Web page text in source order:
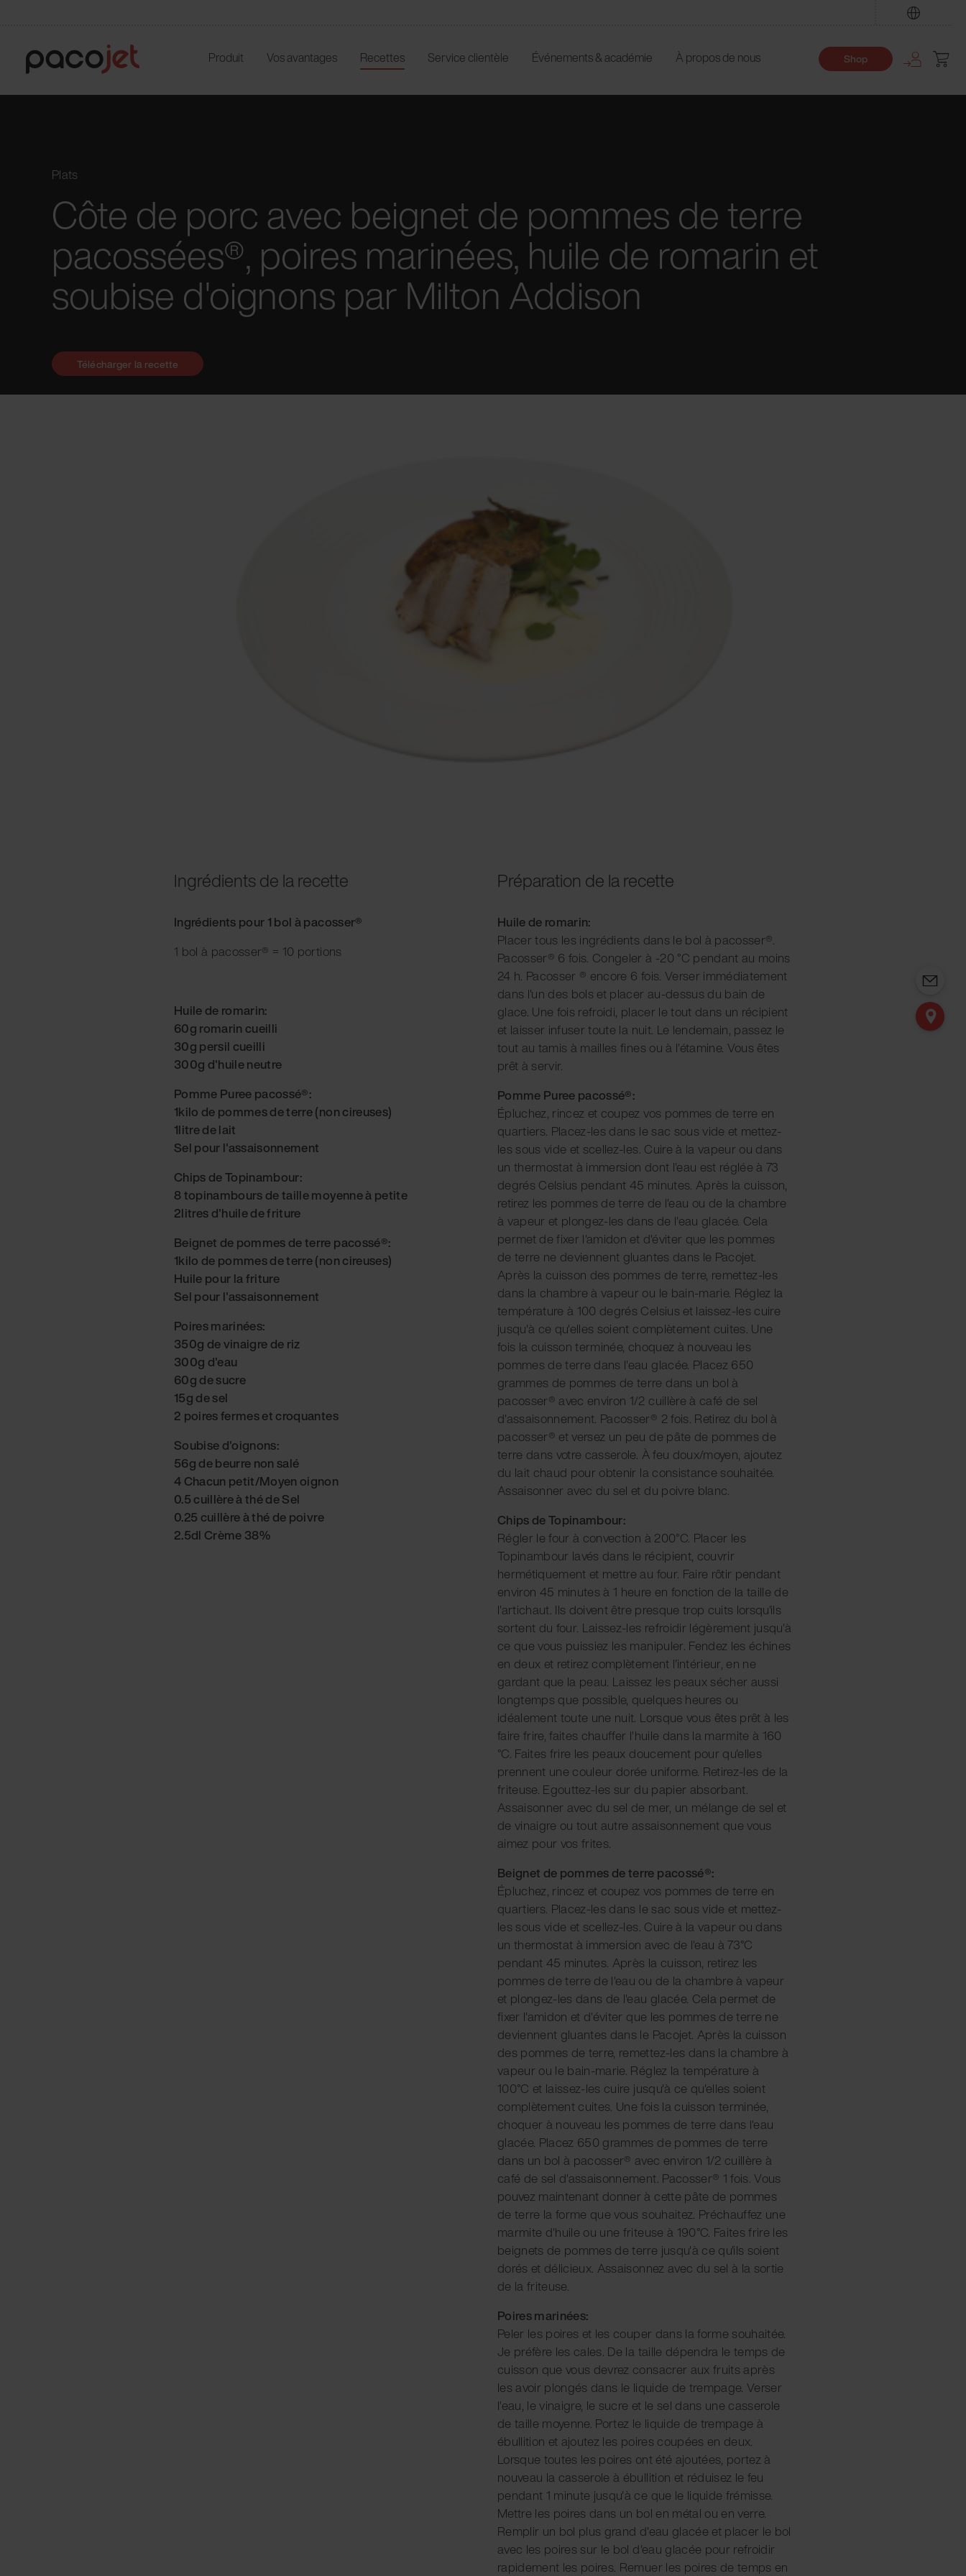
Produit Vos avantages Recettes Service clientèle Événements & académie À propos de nous Shop
Plats
Côte de porc avec beignet de pommes de terre
pacossées®, poires marinées, huile de romarin et
soubise d'oignons par Milton Addison
Ingrédients de la recette
Ingrédients pour 1 bol à pacosser®
1 bol à pacosser® = 10 portions
Huile de romarin:
60g romarin cueilli
30g persil cueilli
300g d'huile neutre
Pomme Puree pacossé®:
1kilo de pommes de terre (non cireuses)
1litre de lait
Sel pour l'assaisonnement
Chips de Topinambour:
8 topinambours de taille moyenne à petite
2litres d'huile de friture
Beignet de pommes de terre pacossé®:
1kilo de pommes de terre (non cireuses)
Huile pour la friture
Sel pour l'assaisonnement
Poires marinées:
350g de vinaigre de riz
300g d'eau
60g de sucre
15g de sel
2 poires fermes et croquantes
Soubise d'oignons:
56g de beurre non salé
4 Chacun petit/Moyen oignon
0.5 cuillère à thé de Sel
0.25 cuillère à thé de poivre
2.5dl Crème 38%
Préparation de la recette
Huile de romarin:
Placer tous les ingrédients dans le bol à pacosser®.
Pacosser® 6 fois. Congeler à -20 °C pendant au moins
24 h. Pacosser ® encore 6 fois. Verser immédiatement
dans l'un des bols et placer au-dessus du bain de
glace. Une fois refroidi, placer le tout dans un récipient
et laisser infuser toute la nuit. Le lendemain, passez le
tout au tamis à mailles fines ou à l'étamine. Vous êtes
prêt à servir.
Pomme Puree pacossé®:
Épluchez, rincez et coupez vos pommes de terre en
quartiers. Placez-les dans le sac sous vide et mettez-
les sous vide et scellez-les. Cuire à la vapeur ou dans
un thermostat à immersion dont l'eau est réglée à 73
degrés Celsius pendant 45 minutes. Après la cuisson,
retirez les pommes de terre de l'eau ou de la chambre
à vapeur et plongez-les dans de l'eau glacée. Cela
permet de fixer l'amidon et d'éviter que les pommes
de terre ne deviennent gluantes dans le Pacojet.
Après la cuisson des pommes de terre, remettez-les
dans la chambre à vapeur ou le bain-marie. Réglez la
température à 100 degrés Celsius et laissez-les cuire
jusqu'à ce qu'elles soient complètement cuites. Une
fois la cuisson terminée, choquez à nouveau les
pommes de terre dans l'eau glacée. Placez 650
grammes de pommes de terre dans un bol à
pacosser® avec environ 1/2 cuillère à café de sel
d'assaisonnement. Pacosser® 2 fois. Retirez du bol à
pacosser® et versez un peu de pâte de pommes de
terre dans votre casserole. À feu doux/moyen, ajoutez
du lait chaud pour obtenir la consistance souhaitée.
Assaisonner avec du sel et du poivre blanc.
Chips de Topinambour:
Régler le four à convection à 200°C. Placer les
Topinambour lavés dans le récipient, couvrir
hermétiquement et mettre au four. Faire rôtir pendant
environ 45 minutes à 1 heure en fonction de la taille de
l'artichaut. Ils doivent être presque trop cuits lorsqu'ils
sortent du four. Laissez-les refroidir légèrement jusqu'à
ce que vous puissiez les manipuler. Fendez les échines
en deux et retirez complètement l'intérieur, en ne
gardant que la peau. Laissez les peaux sécher aussi
longtemps que possible, quelques heures ou
idéalement toute une nuit. Lorsque vous êtes prêt à les
faire frire, faites chauffer l'huile dans la marmite à 160
°C. Faites frire les peaux doucement pour qu'elles
prennent une couleur dorée uniforme. Retirez-les de la
friteuse. Egouttez-les sur du papier absorbant.
Assaisonner avec du sel de mer, un mélange de sel et
de vinaigre ou tout autre assaisonnement que vous
aimez pour vos frites.
Beignet de pommes de terre pacossé®:
Épluchez, rincez et coupez vos pommes de terre en
quartiers. Placez-les dans le sac sous vide et mettez-
les sous vide et scellez-les. Cuire à la vapeur ou dans
un thermostat à immersion avec de l'eau à 73°C
pendant 45 minutes. Après la cuisson, retirez les
pommes de terre de l'eau ou de la chambre à vapeur
et plongez-les dans de l'eau glacée. Cela permet de
fixer l'amidon et d'éviter que les pommes de terre ne
deviennent gluantes dans le Pacojet. Après la cuisson
des pommes de terre, remettez-les dans la chambre à
vapeur ou le bain-marie. Réglez la température à
100°C et laissez-les cuire jusqu'à ce qu'elles soient
complètement cuites. Une fois la cuisson terminée,
choquer à nouveau les pommes de terre dans l'eau
glacée. Placez 650 grammes de pommes de terre
dans un bol à pacosser® avec environ 1/2 cuillère à
café de sel d'assaisonnement. Pacosser® 1 fois. Vous
pouvez maintenant donner à cette pâte de pommes
de terre la forme que vous souhaitez. Préchauffez une
marmite d'huile ou une friteuse à 190°C. Faites frire les
beignets de pommes de terre jusqu'à ce qu'ils soient
dorés et délicieux. Assaisonnez avec du sel à la sortie
de la friteuse.
Poires marinées:
Peler les poires et les couper dans la forme souhaitée.
Je préfère les cales. De la taille dépendra le temps de
cuisson que vous devrez consacrer aux fruits après
les avoir plongés dans le liquide de trempage. Verser
l'eau, le vinaigre, le sucre et le sel dans une casserole
de taille moyenne. Portez le liquide de trempage à
ébullition et ajoutez les poires coupées en deux.
Lorsque toutes les poires ont été ajoutées, portez à
nouveau la casserole à ébullition et réduisez le feu
pendant 1 minute jusqu'à ce que le liquide frémisse.
Mettre les poires dans un bol en métal ou en verre.
Remplir un bol plus grand d'eau glacée et placer le bol
avec les poires sur le bol d'eau glacée pour refroidir
rapidement les poires. Remuer les poires de temps en
Télécharger la recette